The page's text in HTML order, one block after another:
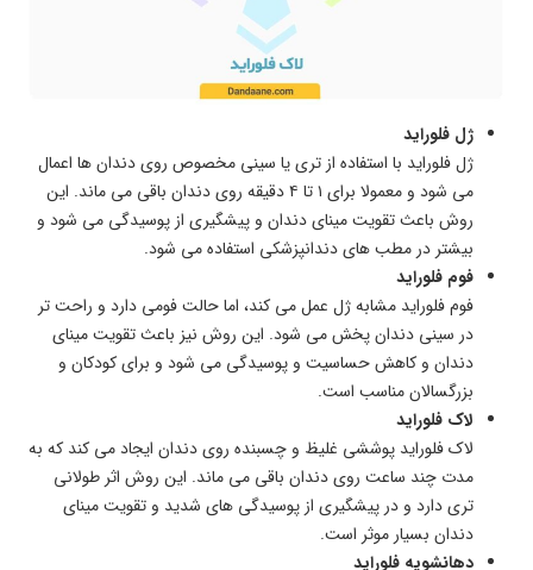
ژل فلوراید
ژل فلوراید با استفاده از تری یا سینی مخصوص روی دندان ها اعمال
می شود و معمولا برای ۱ تا ۴ دقیقه روی دندان باقی می ماند. این
روش باعث تقویت مینای دندان و پیشگیری از پوسیدگی می شود و
بیشتر در مطب های دندانپزشکی استفاده می شود.
فوم فلوراید
فوم فلوراید مشابه ژل عمل می کند، اما حالت فومی دارد و راحت تر
در سینی دندان پخش می شود. این روش نیز باعث تقویت مینای
دندان و کاهش حساسیت و پوسیدگی می شود و برای کودکان و
بزرگسالان مناسب است.
لاک فلوراید
لاک فلوراید پوششی غلیظ و چسبنده روی دندان ایجاد می کند که به
مدت چند ساعت روی دندان باقی می ماند. این روش اثر طولانی
تری دارد و در پیشگیری از پوسیدگی های شدید و تقویت مینای
دندان بسیار موثر است.
دهانشویه فلوراید